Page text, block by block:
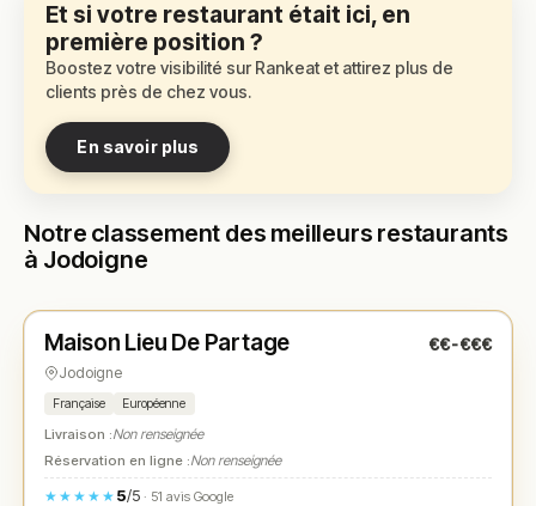
Et si votre restaurant était ici, en
première position ?
Boostez votre visibilité sur Rankeat et attirez plus de
clients près de chez vous.
En savoir plus
Notre classement des meilleurs restaurants
à Jodoigne
★ N° 1
Maison Lieu De Partage €€-€€€
Jodoigne
Française Européenne
Livraison :Non renseignée
Réservation en ligne :Non renseignée
★★★★★ 5/5· 51 avis Google